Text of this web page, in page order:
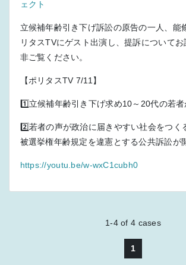
ェクト
立候補年齢引き下げ訴訟の原告の一人、能
リタスTVにゲスト出演し、提訴について
非ご覧ください。
【ポリタスTV 7/11】
1️⃣立候補年齢引き下げ求め10～20代の若
2️⃣若者の声が政治に届きやすい社会をつく
被選挙権年齢規定を違憲とする公共訴訟が
https://youtu.be/w-wxC1cubh0
1-4of 4 cases
1